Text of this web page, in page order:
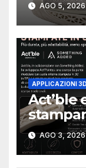
AGO 5,
APPLICAZIONI 3D
Act’ble
da
volte di
AGO 3,